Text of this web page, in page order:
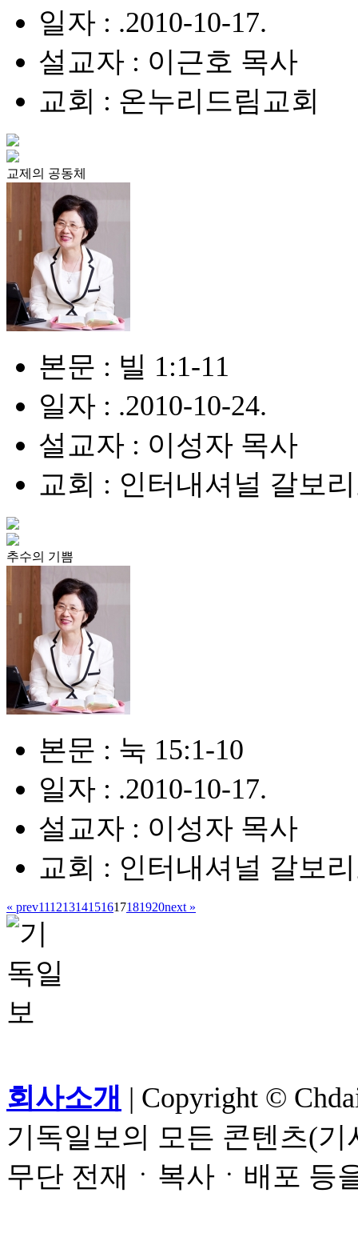
일자 : .2010-10-17.
설교자 : 이근호 목사
교회 : 온누리드림교회
교제의 공동체
본문 : 빌 1:1-11
일자 : .2010-10-24.
설교자 : 이성자 목사
교회 : 인터내셔널 갈보
추수의 기쁨
본문 : 눅 15:1-10
일자 : .2010-10-17.
설교자 : 이성자 목사
교회 : 인터내셔널 갈보
« prev11121314151617181920next »
회사소개 | Copyright ©
기독일보의 모든 콘텐츠(
무단 전재ㆍ복사ㆍ배포 등